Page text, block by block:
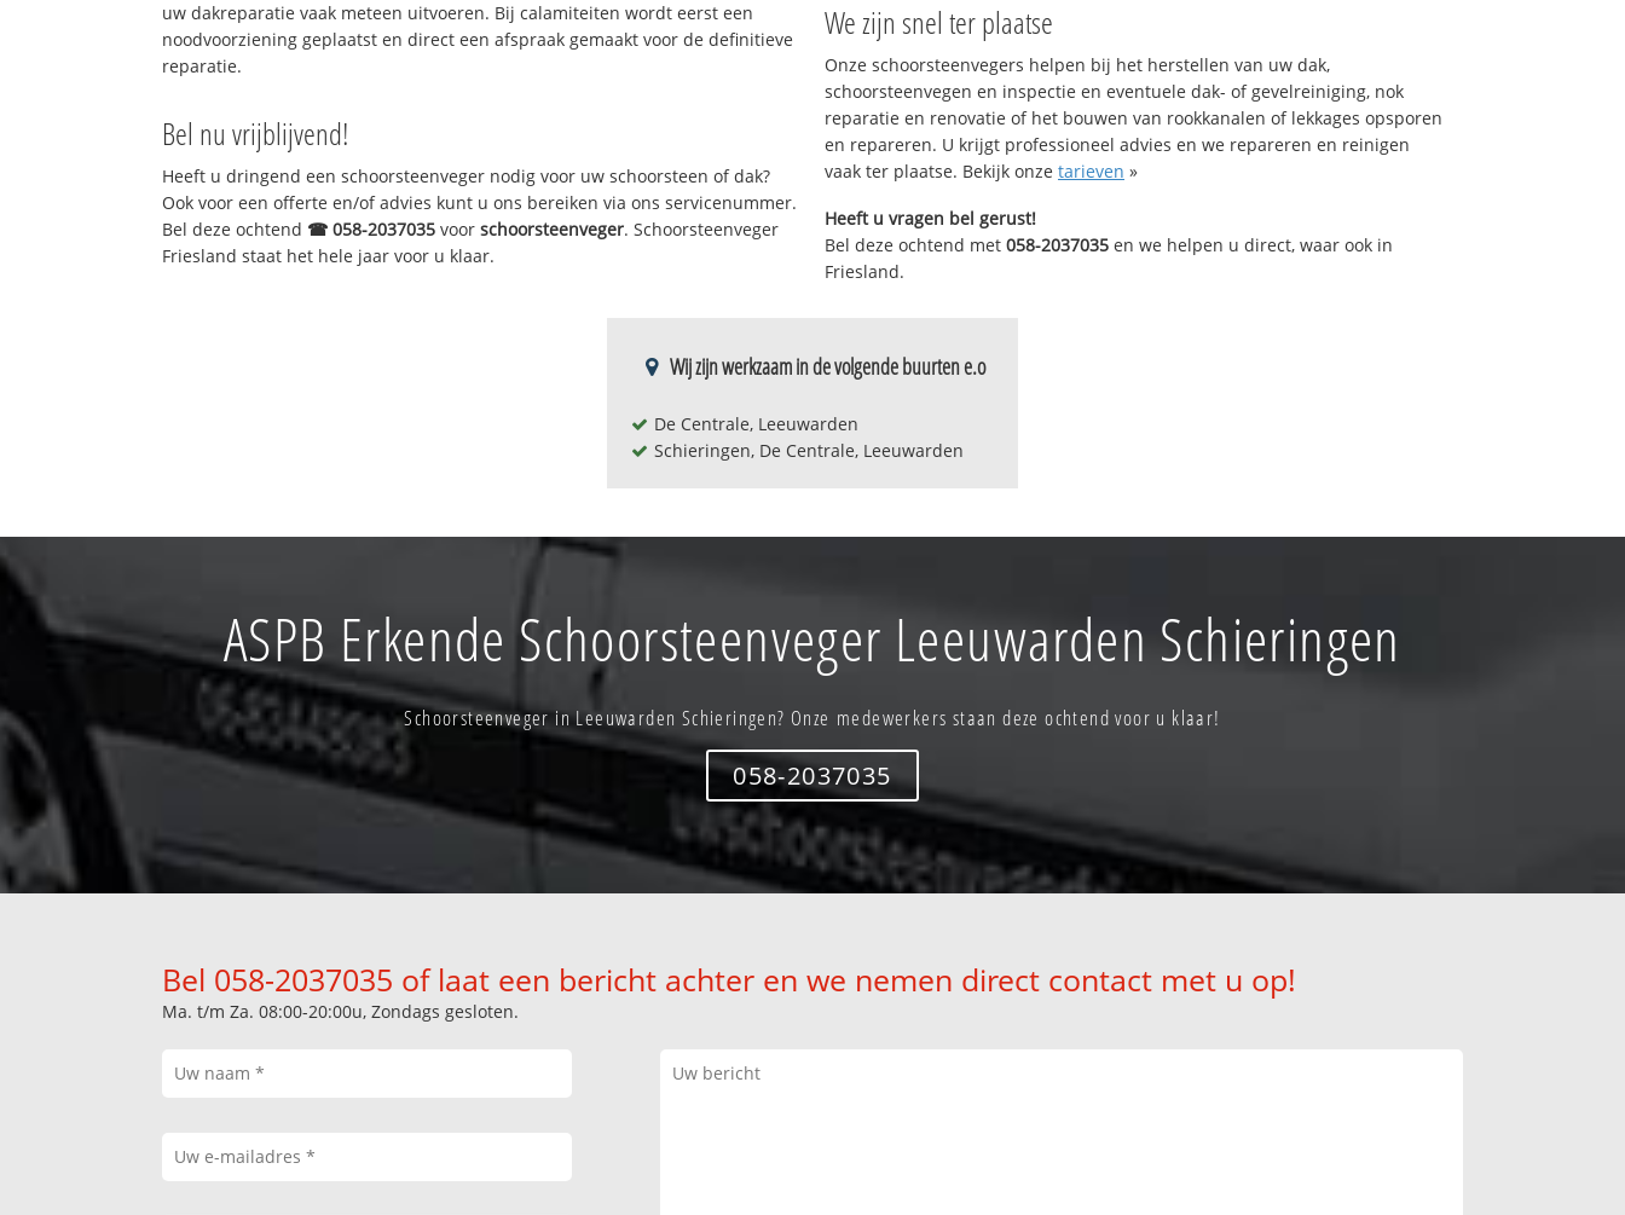
uw dakreparatie vaak meteen uitvoeren. Bij calamiteiten wordt eerst een
noodvoorziening geplaatst en direct een afspraak gemaakt voor de definitieve
reparatie.
Bel nu vrijblijvend!
Heeft u dringend een schoorsteenveger nodig voor uw schoorsteen of dak?
Ook voor een offerte en/of advies kunt u ons bereiken via ons servicenummer.
Bel deze ochtend ☎058-2037035 voorschoorsteenveger. Schoorsteenveger
Friesland staat het hele jaar voor u klaar.
We zijn snel ter plaatse
Onze schoorsteenvegers helpen bij het herstellen van uw dak,
schoorsteenvegen en inspectie en eventuele dak- of gevelreiniging, nok
reparatie en renovatie of het bouwen van rookkanalen of lekkages opsporen
en repareren. U krijgt professioneel advies en we repareren en reinigen
vaak ter plaatse. Bekijk onze tarieven »
Heeft u vragen bel gerust!
Bel deze ochtend met 058-2037035 en we helpen u direct, waar ook in
Friesland.
Wij zijn werkzaam in de volgende buurten e.o
De Centrale, Leeuwarden
Schieringen, De Centrale, Leeuwarden
ASPB Erkende Schoorsteenveger Leeuwarden Schieringen
Schoorsteenveger in Leeuwarden Schieringen? Onze medewerkers staan deze ochtend voor u klaar!
058-2037035
Bel 058-2037035 of laat een bericht achter en we nemen direct contact met u op!
Ma. t/m Za. 08:00-20:00u, Zondags gesloten.